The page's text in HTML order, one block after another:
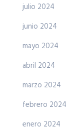
julio 2024
junio 2024
mayo 2024
abril 2024
marzo 2024
febrero 2024
enero 2024